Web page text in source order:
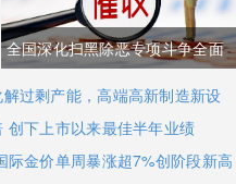
全国深化扫黑除恶专项斗争全面
铺开 河南锁定十类新型涉网涉软
暴力黑恶犯罪精准严打
过剩产能，高端高新制造新设
创下上市以来最佳半年业绩
金价单周暴涨超7%创阶段新高